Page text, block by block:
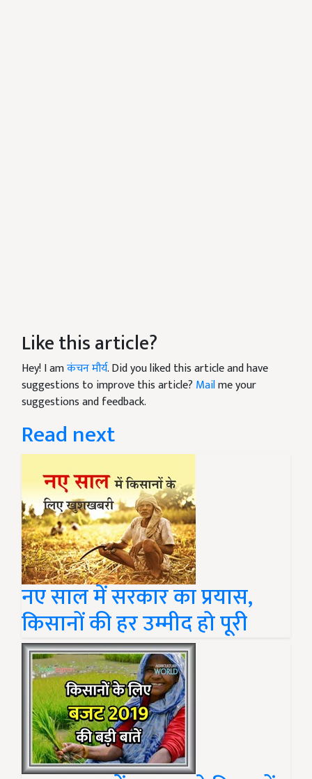
Like this article?
Hey! I amकंचन मौर्य. Did you liked this article and have
suggestions to improve this article? Mailme your
suggestions and feedback.
Read next
नए साल में सरकार का प्रयास,
किसानों की हर उम्मीद हो पूरी